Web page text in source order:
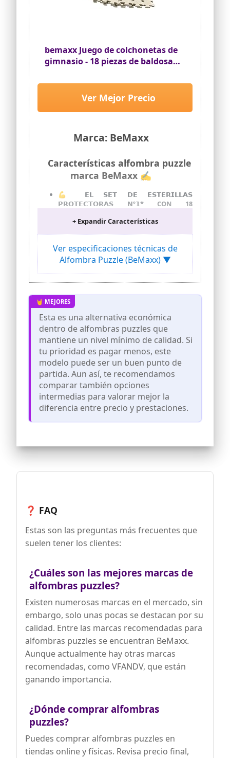
base para maquinaria, pesas, bicicletas
bemaxx Juego de colchonetas de
gimnasio - 18 piezas de baldosas
entrelazadas (32 x 32 x 1 cm), 1,67
m² de suelo protector para
gimnasio, deportes,
Marca: BeMaxx
Ver Mejor Precio
Características alfombra puzzle
marca BeMaxx ✍
💪 𝗘𝗟 𝗦𝗘𝗧 𝗗𝗘 𝗘𝗦𝗧𝗘𝗥𝗜𝗟𝗟𝗔𝗦
𝗣𝗥𝗢𝗧𝗘𝗖𝗧𝗢𝗥𝗔𝗦 𝗡º𝟭* CON 18
PROTECCIÓN DEL SUELO – Proteja su
con el mejor y más seguro set de
esterillas protectoras del mercado. El
ligero material de primera calidad tiene
un efecto insonorizante y amortiguador,
Vergleich.org 12/21).
💪 𝗦𝗔𝗟𝗩𝗔𝗣𝗔𝗩𝗜𝗠𝗘𝗡𝗧𝗢 𝗗𝗘 𝗖𝗔𝗟𝗜𝗗𝗔𝗗
𝗣𝗥𝗢𝗙𝗘𝗦𝗜𝗢𝗡𝗔𝗟 - 𝗦𝗨𝗣𝗘𝗥 𝗟𝗜𝗚𝗘𝗥𝗢 𝗬 𝗔𝗟
𝗠𝗜𝗦𝗠𝗢 𝗧𝗜𝗘𝗠𝗣𝗢 𝗥𝗢𝗕𝗨𝗦𝗧𝗢 – Gracias a
la espuma EVA de alta densidad,
nuestros tapetes son super ligeros pero
robustos e ideales como suelos para
salas de fitness y gimnasios, equipos
deportivos, salas de juegos, lugares de
trabajo, garajes, sótanos, piscinas, etc.
ATENCIÓN: los tapetes de EVA pueden
dejar marcas en las juntas del parquet.
💪 𝗙𝗟𝗘𝗫𝗜𝗕𝗟𝗘 𝗬 𝗨𝗧𝗜𝗟𝗜𝗭𝗔𝗕𝗟𝗘 𝗘𝗡
𝗖𝗨𝗔𝗟𝗤𝗨𝗜𝗘𝗥 𝗟𝗨𝗚𝗔𝗥 – Gracias a la
protección de suelos de primera calidad
fácilmente según sus necesidades.
1,67m2.
💪 𝗖𝗔𝗟𝗜𝗗𝗔𝗗 𝗦𝗨𝗣𝗘𝗥𝗜𝗢𝗥 𝗣𝗥𝗢𝗕𝗔𝗗𝗔
𝗘𝗡 𝗟𝗔𝗕𝗢𝗥𝗔𝗧𝗢𝗥𝗜𝗢: 𝗦𝗜𝗡
promesa bemaxx - su salud es
importante para nosotros: Todas
nuestras esterillas han sido probadas en
tóxicas y nocivas. Esto las hace ideales
para su uso dentro de su casa, por
ejemplo, en cuartos de juegos o para
hacer gimnasia en casa.
💪 𝗦𝗢𝗣𝗢𝗥𝗧𝗘 𝗣𝗥𝗘𝗠𝗜𝗨𝗠 𝟮𝟰/𝟳:
𝗘𝗦𝗧𝗔𝗠𝗢𝗦 𝗦𝗜𝗘𝗠𝗣𝗥𝗘 𝗔 𝗦𝗨 𝗟𝗔𝗗𝗢 -
Convénzase usted mismo y haga su
pedido ya. Si no queda satisfecho,
simplemente contacte con nuestro
+ Expandir Características
Ver especificaciones técnicas de
Alfombra Puzzle (BeMaxx) ▼
Esta es una alternativa económica
dentro de alfombras puzzles que
mantiene un nivel mínimo de calidad. Si
tu prioridad es pagar menos, este
modelo puede ser un buen punto de
partida. Aun así, te recomendamos
comparar también opciones
intermedias para valorar mejor la
diferencia entre precio y prestaciones.
❓ FAQ
Estas son las preguntas más frecuentes que
suelen tener los clientes:
¿Cuáles son las mejores marcas de
alfombras puzzles?
Existen numerosas marcas en el mercado, sin
embargo, solo unas pocas se destacan por su
calidad. Entre las marcas recomendadas para
alfombras puzzles se encuentran BeMaxx.
Aunque actualmente hay otras marcas
recomendadas, como VFANDV, que están
ganando importancia.
¿Dónde comprar alfombras
puzzles?
Puedes comprar alfombras puzzles en
tiendas online y físicas. Revisa precio final,